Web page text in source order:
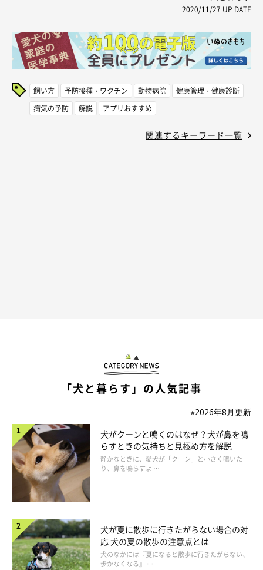
2020/11/27 UP DATE
飼い方 予防接種・ワクチン 動物病院
健康管理・健康診断
病気の予防
解説 アプリおすすめ
関連するキーワード一覧
「犬と暮らす」の人気記事
※2026年8月更新
犬がクーンと鳴くのはなぜ？犬が鼻を鳴
らすときの気持ちと見極め方を解説
静かなときに、愛犬が「クーン」と小さく鳴いた
り、鼻を鳴らすよ …
犬が夏に散歩に行きたがらない場合の対
応 犬の夏の散歩の注意点とは
犬のなかには『夏になると散歩に行きたがらない、
歩かなくなる』 …